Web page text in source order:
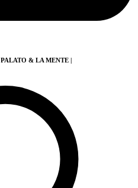
& LA MENTE |